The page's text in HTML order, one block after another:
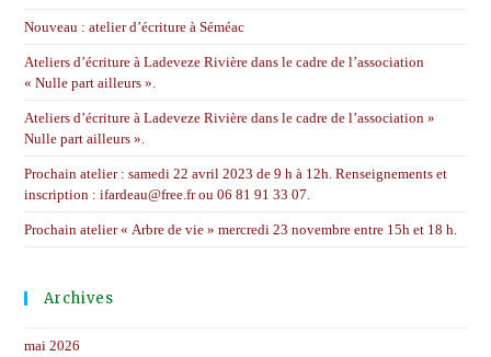
Nouveau : atelier d’écriture à Séméac
Ateliers d’écriture à Ladeveze Rivière dans le cadre de l’association
« Nulle part ailleurs ».
Ateliers d’écriture à Ladeveze Rivière dans le cadre de l’association »
Nulle part ailleurs ».
Prochain atelier : samedi 22 avril 2023 de 9 h à 12h. Renseignements et
inscription : ifardeau@free.fr ou 06 81 91 33 07.
Prochain atelier « Arbre de vie » mercredi 23 novembre entre 15h et 18 h.
Archives
mai 2026